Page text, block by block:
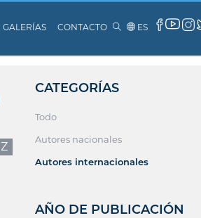
GALERÍAS CONTACTO ES
Z
CATEGORÍAS
Todo
Autores nacionales
Autores internacionales
AÑO DE PUBLICACIÓN